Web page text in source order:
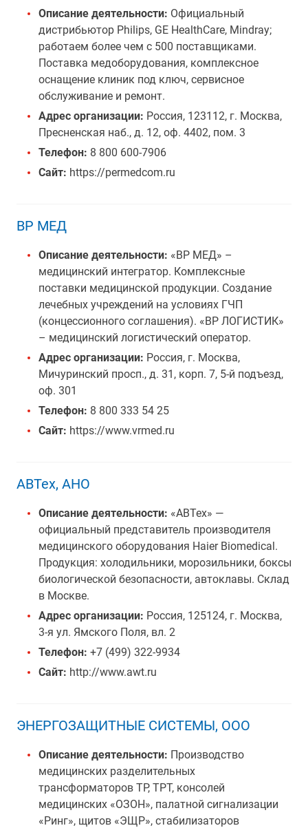
Описание деятельности: Официальный
дистрибьютор Philips, GE HealthCare, Mindray;
работаем более чем с 500 поставщиками.
Поставка медоборудования, комплексное
оснащение клиник под ключ, сервисное
обслуживание и ремонт.
Адрес организации: Россия, 123112, г. Москва,
Пресненская наб., д. 12, оф. 4402, пом. 3
Телефон: 8 800 600-7906
Сайт: https://permedcom.ru
ВР МЕД
Описание деятельности: «ВР МЕД» –
медицинский интегратор. Комплексные
поставки медицинской продукции. Создание
лечебных учреждений на условиях ГЧП
(концессионного соглашения). «ВР ЛОГИСТИК»
– медицинский логистический оператор.
Адрес организации: Россия, г. Москва,
Мичуринский просп., д. 31, корп. 7, 5-й подъезд,
оф. 301
Телефон: 8 800 333 54 25
Сайт: https://www.vrmed.ru
АВТех, АНО
Описание деятельности: «АВТех» —
официальный представитель производителя
медицинского оборудования Haier Biomedical.
Продукция: холодильники, морозильники, боксы
биологической безопасности, автоклавы. Склад
в Москве.
Адрес организации: Россия, 125124, г. Москва,
3-я ул. Ямского Поля, вл. 2
Телефон: +7 (499) 322-9934
Сайт: http://www.awt.ru
ЭНЕРГОЗАЩИТНЫЕ СИСТЕМЫ, ООО
Описание деятельности: Производство
медицинских разделительных
трансформаторов ТР, ТРТ, консолей
медицинских «ОЗОН», палатной сигнализации
«Ринг», щитов «ЭЩР», стабилизаторов